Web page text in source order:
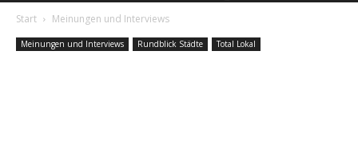
Start Meinungen und Interviews
Meinungen und Interviews Rundblick Städte Total Lokal